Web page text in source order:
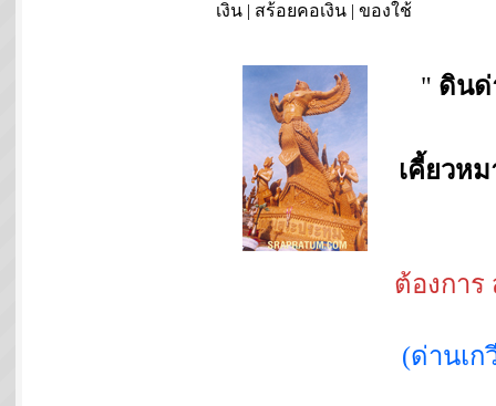
เงิน | สร้อยคอเงิน | ของใช้
" ดินด่
เคี้ยวห
ต้องกา
(ด่านเ